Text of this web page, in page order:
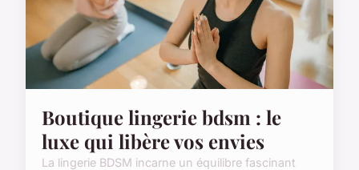
Boutique lingerie bdsm : le
luxe qui libère vos envies
La lingerie BDSM incarne un équilibre fascinant